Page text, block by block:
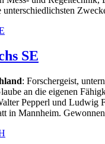
SE
: Forschergeist,
an die eigenen
Pepperl und Ludwig
in Mannheim.